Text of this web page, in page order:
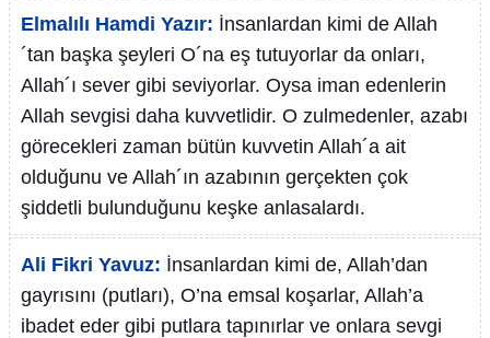
Elmalılı Hamdi Yazır: İnsanlardan kimi de Allah
´tan başka şeyleri O´na eş tutuyorlar da onları,
Allah´ı sever gibi seviyorlar. Oysa iman edenlerin
Allah sevgisi daha kuvvetlidir. O zulmedenler, azabı
görecekleri zaman bütün kuvvetin Allah´a ait
olduğunu ve Allah´ın azabının gerçekten çok
şiddetli bulunduğunu keşke anlasalardı.
Ali Fikri Yavuz: İnsanlardan kimi de, Allah’dan
gayrısını (putları), O’na emsal koşarlar, Allah’a
ibadet eder gibi putlara tapınırlar ve onlara sevgi